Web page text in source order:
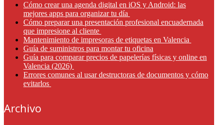
Cómo crear una agenda digital en iOS y Android: las
mejores apps para organizar tu día
Cómo preparar una presentación profesional encuadernada
que impresione al cliente
Mantenimiento de impresoras de etiquetas en Valencia
Guía de suministros para montar tu oficina
Guía para comparar precios de papelerías físicas y online en
Valencia (2026)
Errores comunes al usar destructoras de documentos y cómo
evitarlos
Archivo